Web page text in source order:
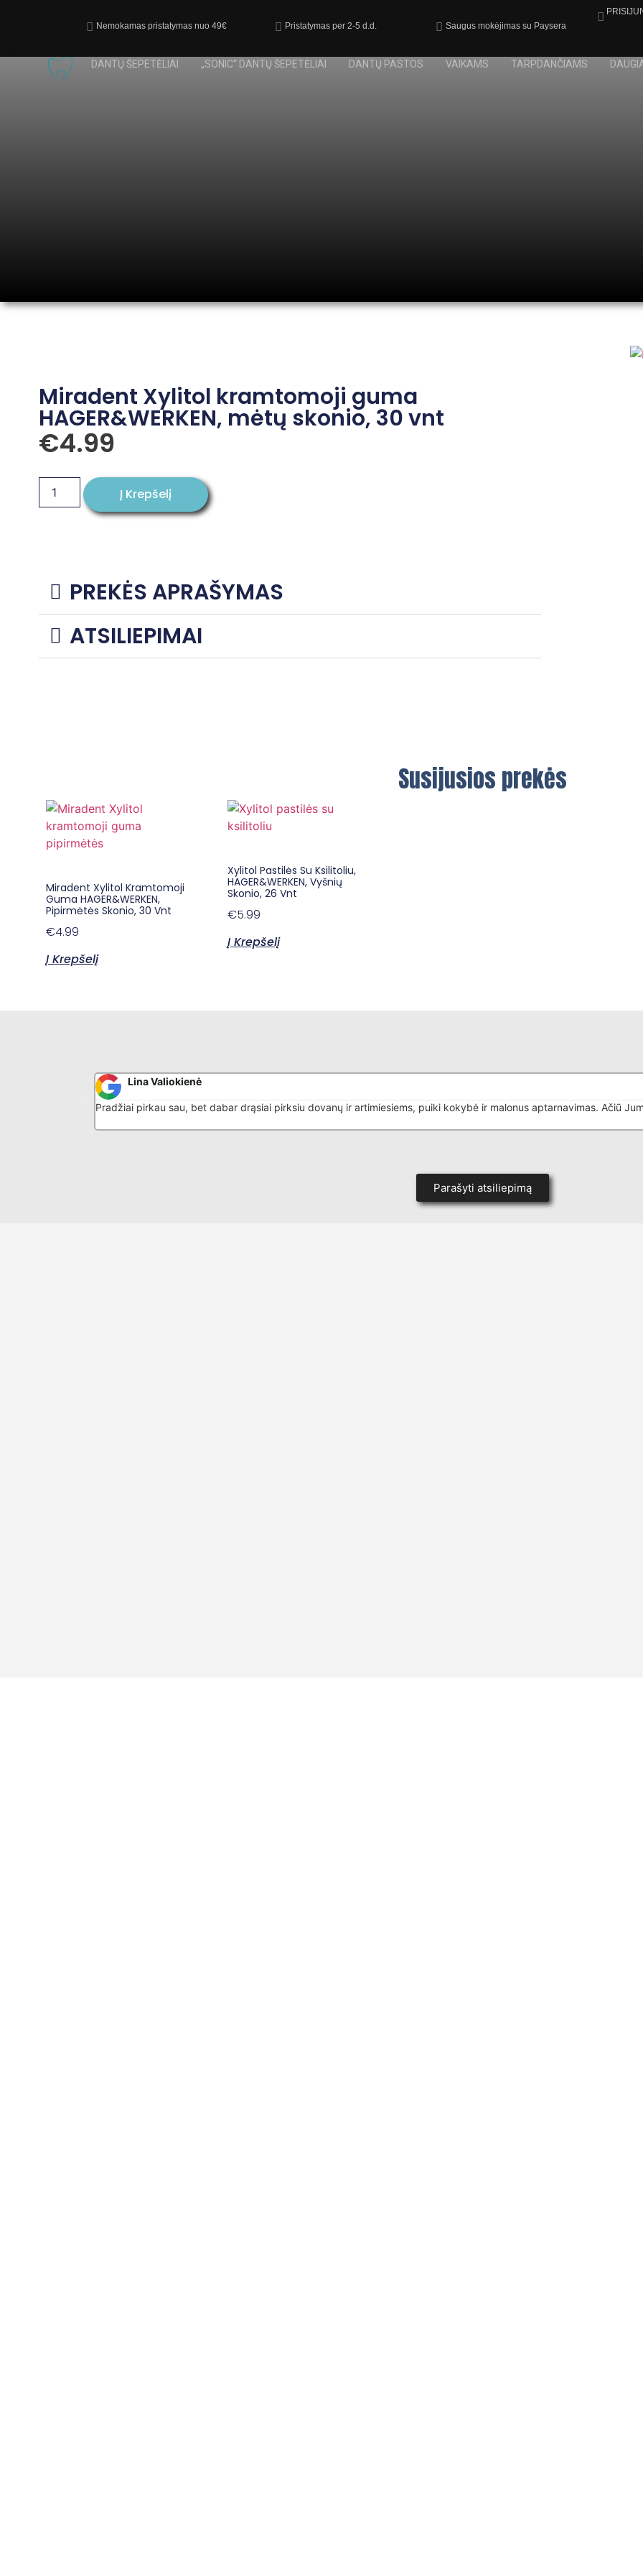
Nemokamas pristatymas nuo 49€ Pristatymas per 2-5 d.d. Saugus mokėjimas su Paysera
DANTŲ ŠEPETĖLIAI „SONIC“ DANTŲ ŠEPETĖLIAI DANTŲ PASTOS VAIKAMS TARPDANČIAMS
Miradent Xylitol kramtomoji guma
HAGER&WERKEN, mėtų skonio, 30 vnt
€4.99
PREKĖS APRAŠYMAS
ATSILIEPIMAI
Į Krepšelį
Susijusios prekės
Miradent Xylitol Kramtomoji
Guma HAGER&WERKEN,
Pipirmėtės Skonio, 30 Vnt
€4.99
Į Krepšelį
Xylitol Pastilės Su Ksilitoliu,
HAGER&WERKEN, Vyšnių
Skonio, 26 Vnt
€5.99
Į Krepšelį
Lina Valiokienė
Pradžiai pirkau sau, bet dabar drąsiai pirksiu dovanų ir artimiesiems, puiki kokybė ir malonus aptarnavimas. Ačiū
Parašyti atsiliepimą